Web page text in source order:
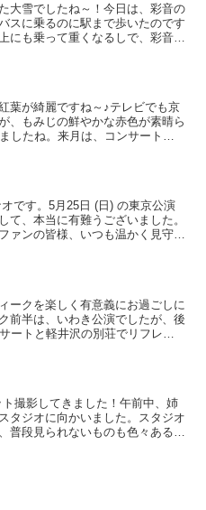
大雪でしたね～！今日は、彩音の
スに乗るのに駅まで歩いたのです
にも乗って重くなるしで、彩音は
葉が綺麗ですね～♪テレビでも京
、もみじの鮮やかな赤色が素晴ら
したね。来月は、コンサートで
です。5月25日 (日) の東京公演
て、本当に有難うございました。
ァンの皆様、いつも温かく見守っ
ークを楽しく有意義にお過ごしに
前半は、いわき公演でしたが、後
ートと軽井沢の別荘でリフレッ
撮影してきました！午前中、姉
タジオに向かいました。スタジオ
普段見られないものも色々あるか